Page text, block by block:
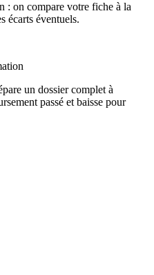
: on compare votre fiche à la
écarts éventuels.
un dossier complet à
passé et baisse pour